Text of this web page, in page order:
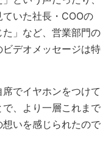
ていた社長・COOの
」など、営業部門の
デオメッセージは特
でイヤホンをつけて
、より一層これまで
いを感じられたので